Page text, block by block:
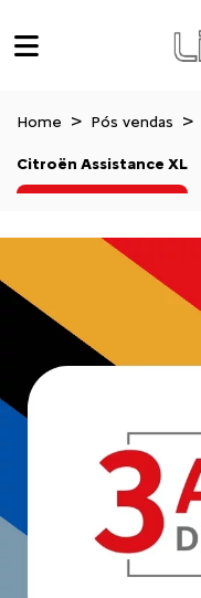
Home Pós vendas
Citroën Assistance XL